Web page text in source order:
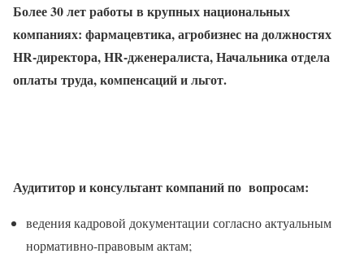
Более 30 лет работы в крупных национальных
компаниях: фармацевтика, агробизнес на должностях
HR-директора, HR-дженералиста, Начальника отдела
оплаты труда, компенсаций и льгот.
Аудититор и консультант компаний по вопросам:
ведения кадровой документации согласно актуальным
нормативно-правовым актам;